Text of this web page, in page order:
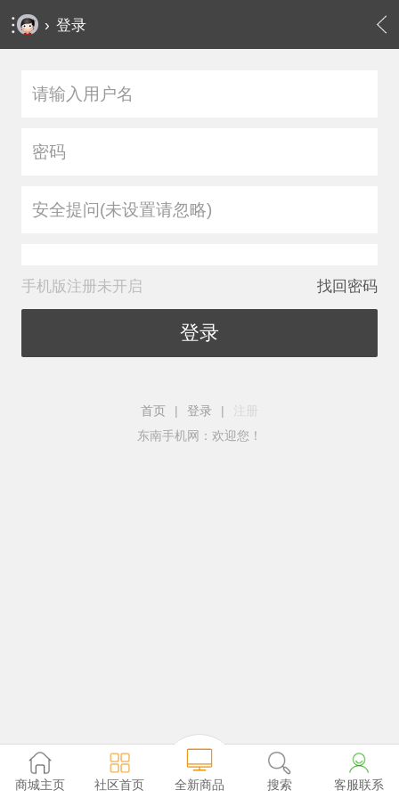
› 登录
安全提问(未设置请忽略)
手机版注册未开启 找回密码
登录
首页 | 登录 |
东南手机网：欢迎您！
商城主页 社区首页 全新商品 搜索 客服联系